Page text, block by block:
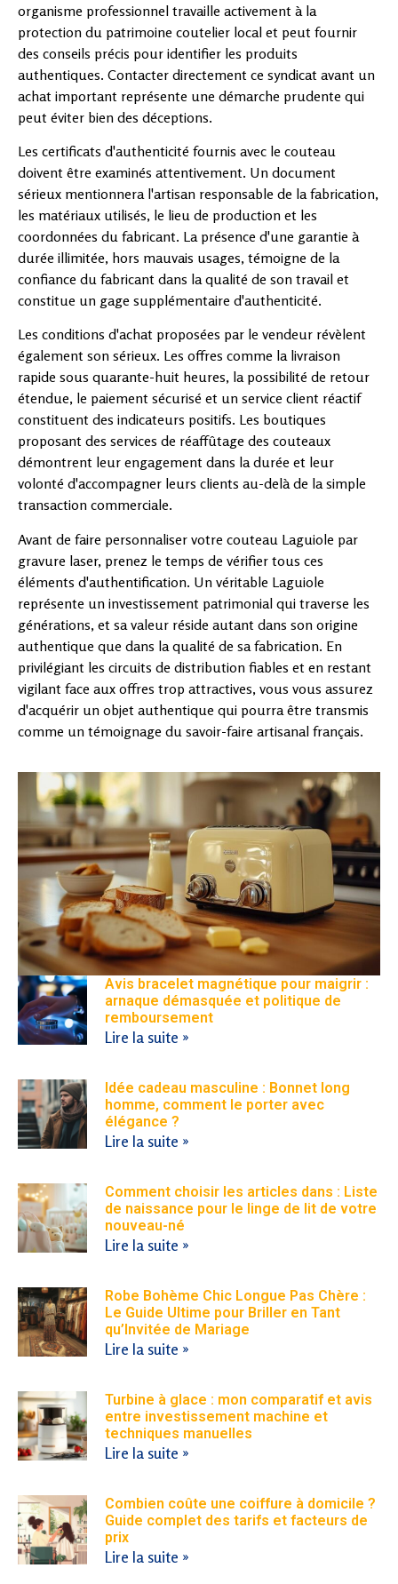
organisme professionnel travaille activement à la
protection du patrimoine coutelier local et peut fournir
des conseils précis pour identifier les produits
authentiques. Contacter directement ce syndicat avant un
achat important représente une démarche prudente qui
peut éviter bien des déceptions.
Les certificats d'authenticité fournis avec le couteau
doivent être examinés attentivement. Un document
sérieux mentionnera l'artisan responsable de la fabrication,
les matériaux utilisés, le lieu de production et les
coordonnées du fabricant. La présence d'une garantie à
durée illimitée, hors mauvais usages, témoigne de la
confiance du fabricant dans la qualité de son travail et
constitue un gage supplémentaire d'authenticité.
Les conditions d'achat proposées par le vendeur révèlent
également son sérieux. Les offres comme la livraison
rapide sous quarante-huit heures, la possibilité de retour
étendue, le paiement sécurisé et un service client réactif
constituent des indicateurs positifs. Les boutiques
proposant des services de réaffûtage des couteaux
démontrent leur engagement dans la durée et leur
volonté d'accompagner leurs clients au-delà de la simple
transaction commerciale.
Avant de faire personnaliser votre couteau Laguiole par
gravure laser, prenez le temps de vérifier tous ces
éléments d'authentification. Un véritable Laguiole
représente un investissement patrimonial qui traverse les
générations, et sa valeur réside autant dans son origine
authentique que dans la qualité de sa fabrication. En
privilégiant les circuits de distribution fiables et en restant
vigilant face aux offres trop attractives, vous vous assurez
d'acquérir un objet authentique qui pourra être transmis
comme un témoignage du savoir-faire artisanal français.
Avis bracelet magnétique pour maigrir :
arnaque démasquée et politique de
remboursement
Lire la suite »
Idée cadeau masculine : Bonnet long
homme, comment le porter avec
élégance ?
Lire la suite »
Comment choisir les articles dans : Liste
de naissance pour le linge de lit de votre
nouveau-né
Lire la suite »
Robe Bohème Chic Longue Pas Chère :
Le Guide Ultime pour Briller en Tant
qu’Invitée de Mariage
Lire la suite »
Turbine à glace : mon comparatif et avis
entre investissement machine et
techniques manuelles
Lire la suite »
Combien coûte une coiffure à domicile ?
Guide complet des tarifs et facteurs de
prix
Lire la suite »